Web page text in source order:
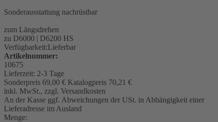
Sonderausstattung nachrüstbar
zum Längsdrehen
zu D6000 | D6200 HS
Verfügbarkeit:Lieferbar
Artikelnummer:
10675
Lieferzeit: 2-3 Tage
Sonderpreis 69,00 € Katalogpreis 70,21 €
inkl. MwSt., zzgl. Versandkosten
An der Kasse ggf. Abweichungen der USt. in Abhängigkeit einer
Lieferadresse im Ausland
Menge: